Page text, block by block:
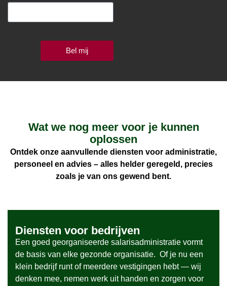
Bel mij
Wat we nog meer voor je kunnen
oplossen
Ontdek onze aanvullende diensten voor administratie,
personeel en advies – alles helder geregeld, precies
zoals je van ons gewend bent.
Diensten voor bedrijven
Een goed georganiseerde salarisadministratie vormt
de basis van elke gezonde organisatie. Of je nu een
klein bedrijf runt of meerdere vestigingen hebt — wij
denken mee, nemen werk uit handen en zorgen voor